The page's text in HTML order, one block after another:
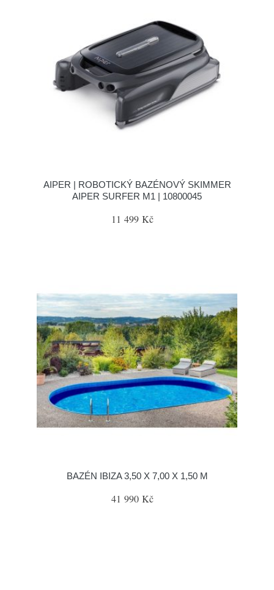
AIPER | ROBOTICKÝ BAZÉNOVÝ SKIMMER
AIPER SURFER M1 | 10800045
11 499 Kč
BAZÉN IBIZA 3,50 X 7,00 X 1,50 M
41 990 Kč